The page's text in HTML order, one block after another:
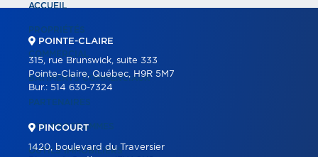
ACCUEIL
PROPRIÉTÉS
COMMERCIAL
BÂTIMENTS COMMERCIAUX
PARTENAIRES
NOS PROGRAMMES
OUTILS IMMOBILIERS
POINTE-CLAIRE
315, rue Brunswick, suite 333
Pointe-Claire, Québec, H9R 5M7
Bur.: 514 630-7324
PINCOURT
1420, boulevard du Traversier